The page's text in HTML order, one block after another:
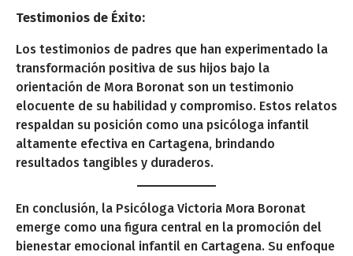
Testimonios de Éxito:
Los testimonios de padres que han experimentado la
transformación positiva de sus hijos bajo la
orientación de Mora Boronat son un testimonio
elocuente de su habilidad y compromiso. Estos relatos
respaldan su posición como una psicóloga infantil
altamente efectiva en Cartagena, brindando
resultados tangibles y duraderos.
En conclusión, la Psicóloga Victoria Mora Boronat
emerge como una figura central en la promoción del
bienestar emocional infantil en Cartagena. Su enfoque